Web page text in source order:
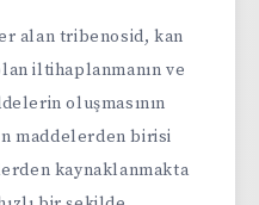
alan tribenosid, kan
iltihaplanmanın ve
oluşmasının
maddelerden birisi
kaynaklanmakta